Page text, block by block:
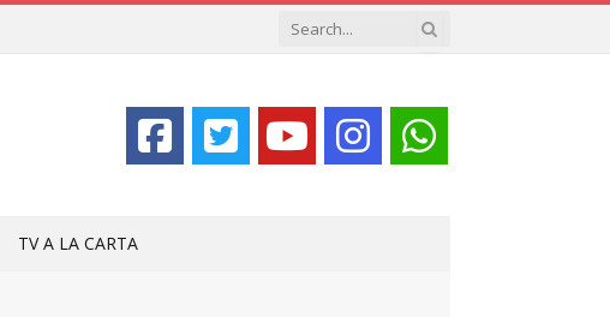
TV A LA CARTA